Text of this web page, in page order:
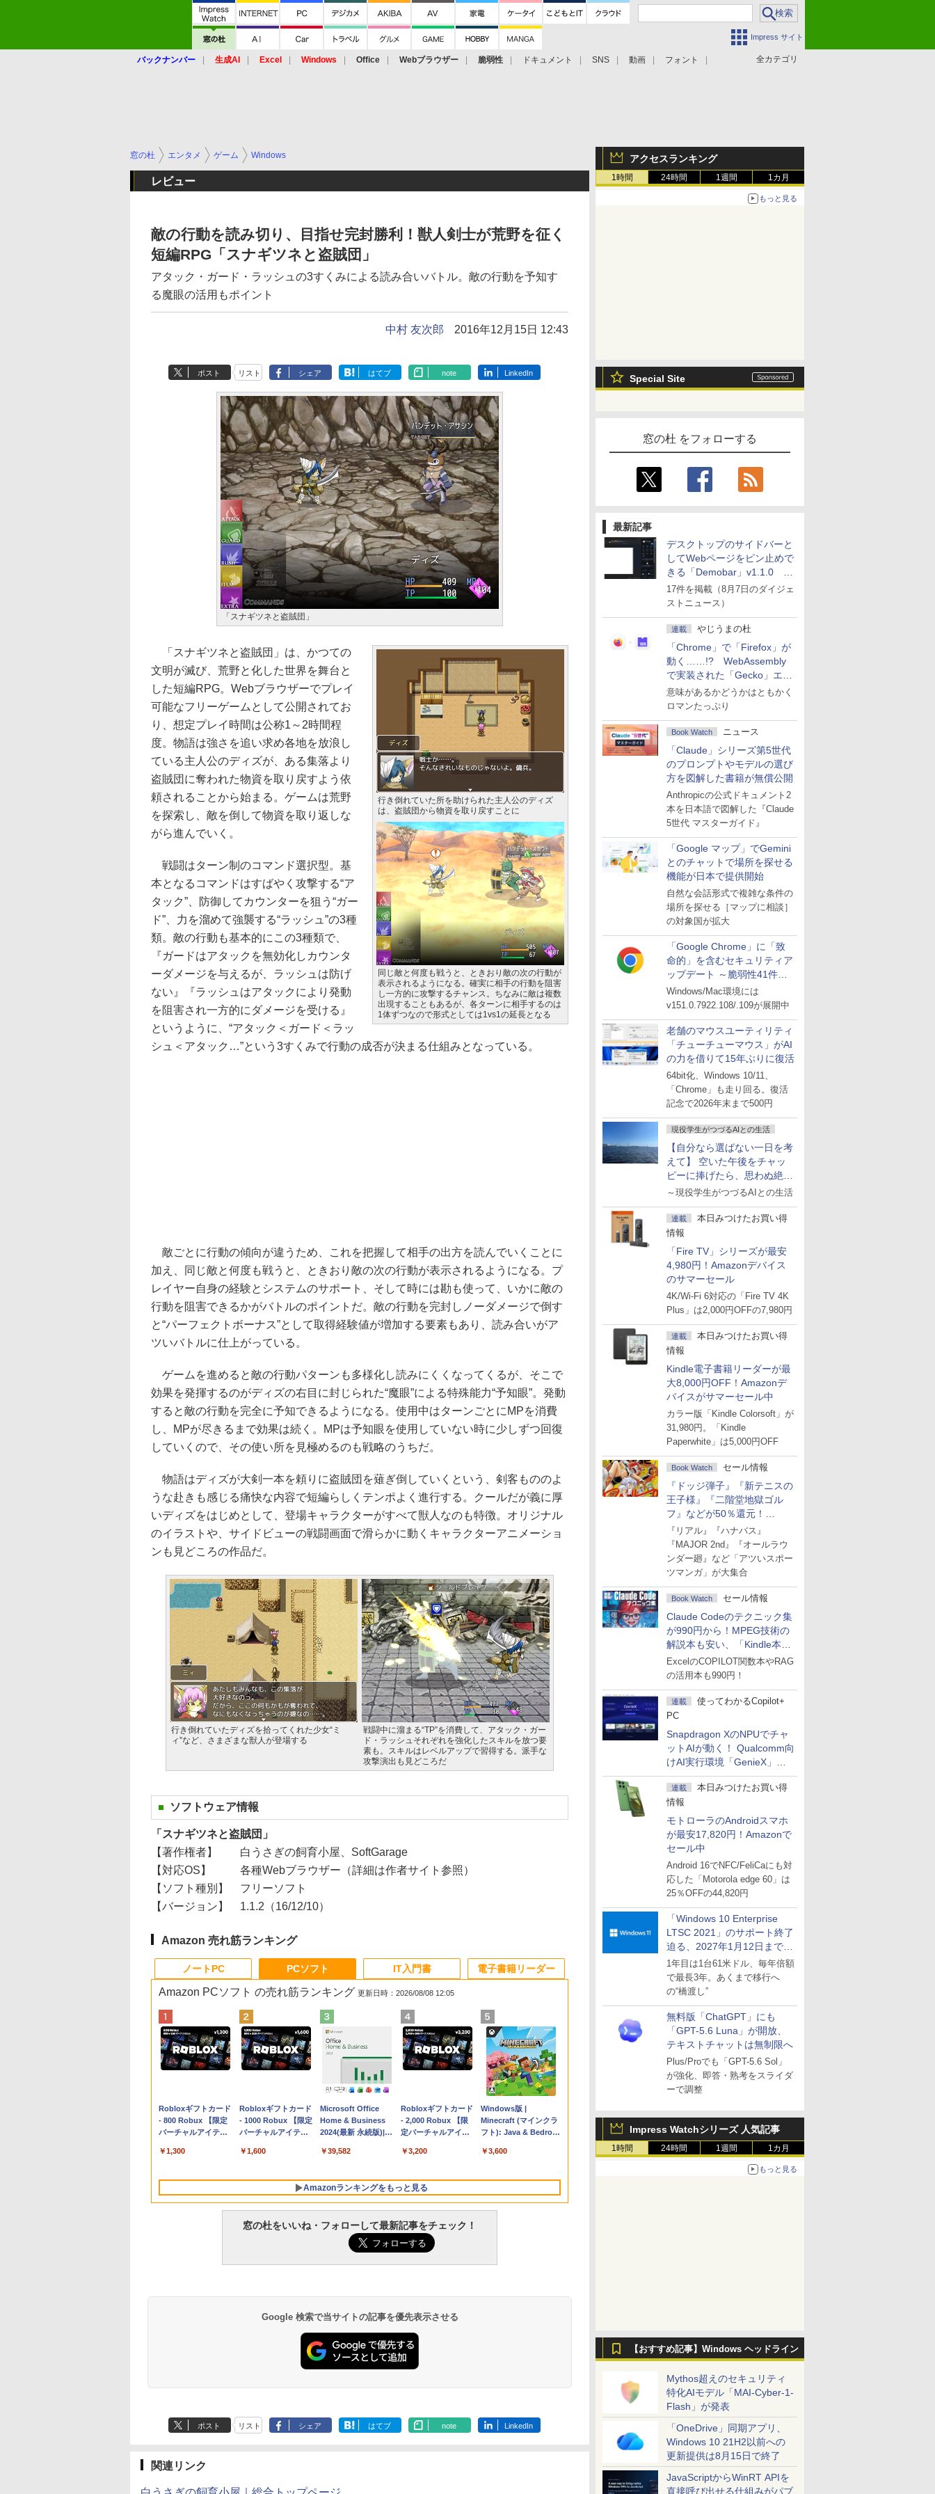
Impress サイト
全カテゴリ
バックナンバー 生成AI Excel Windows Office Webブラウザー 脆弱性 ドキュメント SNS 動画 フォント
アクセスランキング
1時間 24時間 1週間 1カ月
もっと見る
Special Site
窓の杜 をフォローする
最新記事
デスクトップのサイドバーと
してWebページをピン止めで
きる「Demobar」v1.1.0 ほ
か
17件を掲載（8月7日のダイジェ
ストニュース）
連載 やじうまの杜
「Chrome」で「Firefox」が
動く……!? WebAssembly
で実装された「Gecko」エン
ジン
意味があるかどうかはともかく
ロマンたっぷり
Book Watch ニュース
「Claude」シリーズ第5世代
のプロンプトやモデルの選び
方を図解した書籍が無償公開
Anthropicの公式ドキュメント2
本を日本語で図解した『Claude
5世代 マスターガイド』
「Google マップ」でGemini
とのチャットで場所を探せる
機能が日本で提供開始
自然な会話形式で複雑な条件の
場所を探せる［マップに相談］
の対象国が拡大
「Google Chrome」に「致
命的」を含むセキュリティア
ップデート ～脆弱性41件に
対処
Windows/Mac環境には
v151.0.7922.108/.109が展開中
老舗のマウスユーティリティ
「チューチューマウス」がAI
の力を借りて15年ぶりに復活
64bit化、Windows 10/11、
「Chrome」も走り回る。復活
記念で2026年末まで500円
現役学生がつづるAIとの生活
【自分なら選ばない一日を考
えて】 空いた午後をチャッ
ピーに捧げたら、思わぬ絶景
に出会った話
～現役学生がつづるAIとの生活
連載
本日みつけたお買い得
情報
「Fire TV」シリーズが最安
4,980円！Amazonデバイス
のサマーセール
4K/Wi-Fi 6対応の「Fire TV 4K
Plus」は2,000円OFFの7,980円
連載
本日みつけたお買い得
情報
Kindle電子書籍リーダーが最
大8,000円OFF！Amazonデ
バイスがサマーセール中
カラー版「Kindle Colorsoft」が
31,980円。「Kindle
Paperwhite」は5,000円OFF
Book Watch セール情報
『ドッジ弾子』『新テニスの
王子様』『二階堂地獄ゴル
フ』などが50％還元！
Amazonマンガ週末セール
『リアル』『ハナバス』
『MAJOR 2nd』『オールラウ
ンダー廻』など「アツいスポー
ツマンガ」が大集合
Book Watch セール情報
Claude Codeのテクニック集
が990円から！MPEG技術の
解説本も安い、「Kindle本サ
マーセール」第2弾開始！
ExcelのCOPILOT関数本やRAG
の活用本も990円！
連載
使ってわかるCopilot+
PC
Snapdragon XのNPUでチャ
ットAIが動く！ Qualcomm向
けAI実行環境「GenieX」を
試してみた
連載
本日みつけたお買い得
情報
モトローラのAndroidスマホ
が最安17,820円！Amazonで
セール中
Android 16でNFC/FeliCaにも対
応した「Motorola edge 60」は
25％OFFの44,820円
「Windows 10 Enterprise
LTSC 2021」のサポート終了
迫る、2027年1月12日まで
～ESUは9月1日から販売
1年目は1台61米ドル、毎年倍額
で最長3年。あくまで移行へ
の“橋渡し”
無料版「ChatGPT」にも
「GPT-5.6 Luna」が開放、
テキストチャットは無制限へ
Plus/Proでも「GPT-5.6 Sol」
が強化、即答・熟考をスライダ
ーで調整
Impress Watchシリーズ 人気記事
1時間 24時間 1週間 1カ月
もっと見る
【おすすめ記事】Windows ヘッドライン
Mythos超えのセキュリティ
特化AIモデル「MAI-Cyber-1-
Flash」が発表
「OneDrive」同期アプリ、
Windows 10 21H2以前への
更新提供は8月15日で終了
JavaScriptからWinRT APIを
直接呼び出せる仕組みがパブ
窓の杜 エンタメ ゲーム Windows
レビュー
敵の行動を読み切り、目指せ完封勝利！獣人剣士が荒野を征く
短編RPG「スナギツネと盗賊団」
アタック・ガード・ラッシュの3すくみによる読み合いバトル。敵の行動を予知す
る魔眼の活用もポイント
中村 友次郎 2016年12月15日 12:43
ポスト リスト シェア はてブ note LinkedIn
「スナギツネと盗賊団」
行き倒れていた所を助けられた主人公のディズ
は、盗賊団から物資を取り戻すことに
同じ敵と何度も戦うと、ときおり敵の次の行動が
表示されるようになる。確実に相手の行動を阻害
し一方的に攻撃するチャンス。ちなみに敵は複数
出現することもあるが、各ターンに相手するのは
1体ずつなので形式としては1vs1の延長となる
「スナギツネと盗賊団」は、かつての
文明が滅び、荒野と化した世界を舞台と
した短編RPG。Webブラウザーでプレイ
可能なフリーゲームとして公開されてお
り、想定プレイ時間は公称1～2時間程
度。物語は強さを追い求め各地を放浪し
ている主人公のディズが、ある集落より
盗賊団に奪われた物資を取り戻すよう依
頼されることから始まる。ゲームは荒野
を探索し、敵を倒して物資を取り返しな
がら進んでいく。
戦闘はターン制のコマンド選択型。基
本となるコマンドはすばやく攻撃する“ア
タック”、防御してカウンターを狙う“ガー
ド”、力を溜めて強襲する“ラッシュ”の3種
類。敵の行動も基本的にこの3種類で、
『ガードはアタックを無効化しカウンタ
ーダメージを与えるが、ラッシュは防げ
ない』『ラッシュはアタックにより発動
を阻害され一方的にダメージを受ける』
というように、“アタック＜ガード＜ラッ
シュ＜アタック…”という3すくみで行動の成否が決まる仕組みとなっている。
敵ごとに行動の傾向が違うため、これを把握して相手の出方を読んでいくことに
加え、同じ敵と何度も戦うと、ときおり敵の次の行動が表示されるようになる。プ
レイヤー自身の経験とシステムのサポート、そして時には勘も使って、いかに敵の
行動を阻害できるかがバトルのポイントだ。敵の行動を完封しノーダメージで倒す
と“パーフェクトボーナス”として取得経験値が増加する要素もあり、読み合いがア
ツいバトルに仕上がっている。
ゲームを進めると敵の行動パターンも多様化し読みにくくなってくるが、そこで
効果を発揮するのがディズの右目に封じられた“魔眼”による特殊能力“予知眼”。発動
すると敵の行動を完全に予知できるようになる。使用中はターンごとにMPを消費
し、MPが尽きるまで効果は続く。MPは予知眼を使用していない時に少しずつ回復
していくので、その使い所を見極めるのも戦略のうちだ。
物語はディズが大剣一本を頼りに盗賊団を薙ぎ倒していくという、剣客もののよ
うな赴きも感じる痛快な内容で短編らしくテンポよく進行する。クールだが義に厚
いディズをはじめとして、登場キャラクターがすべて獣人なのも特徴。オリジナル
のイラストや、サイドビューの戦闘画面で滑らかに動くキャラクターアニメーショ
ンも見どころの作品だ。
行き倒れていたディズを拾ってくれた少女“ミ
ィ”など、さまざまな獣人が登場する
戦闘中に溜まる“TP”を消費して、アタック・ガー
ド・ラッシュそれぞれを強化したスキルを放つ要
素も。スキルはレベルアップで習得する。派手な
攻撃演出も見どころだ
ソフトウェア情報
「スナギツネと盗賊団」
【著作権者】
白うさぎの飼育小屋、SoftGarage
【対応OS】
各種Webブラウザー（詳細は作者サイト参照）
【ソフト種別】
フリーソフト
【バージョン】
1.1.2（16/12/10）
Amazon 売れ筋ランキング
ノートPC
Apple 2026
MacBook Neo A18
Proチップ搭載13イ
AIとApple
設計、Liquid Retina
ユニファイドメモ
￥119,800
tomtoc 360°保護
15.6 16インチ パソコ
ンケース Dell NEC
dynabook Lenovo
￥2,952
Apple 2026
MacBook Air M5チ
ップ搭載13インチノ
Apple Intelligence、
Retinaディスプレ
イ、16GBユニファイ
ドメモリ、1TB SSD
ンターフレームカメ
ラ、日本語キーボー
ド、Touch ID - シル
￥261,414
【Amazon.co.jp限
定】 HP ノートパソ
コン 15-fd 15.6イン
512GB SSD インテ
￥129,800
FMV ノートパソコン
WE1-K3 (MS 365
Personal/Copilotキー
型/Core i5/16GB/SSD
FMVWK3E15W_AZ
￥139,880
PCソフト
Amazon PCソフト の売れ筋ランキング 更新日時：2026/08/08 12:05
Robloxギフトカード
- 800 Robux 【限定
バーチャルアイテム
ンゲームコード】 ロ
インコード版
￥1,300
Robloxギフトカード
- 1000 Robux 【限定
バーチャルアイテム
ンゲームコード】 ロ
ンコード版
￥1,600
Microsoft Office
Home & Business
2024(最新 永続版)|オ
版|Windows11、
￥39,582
Robloxギフトカード
- 2,000 Robux 【限
定バーチャルアイテ
インゲームコード】
ラインコード版
￥3,200
Windows版 |
Minecraft (マインクラ
フト): Java & Bedrock
ード版
￥3,600
Amazonランキングをもっと見る
IT入門書
AIイラスト表現辞典:
出す プロンプトの言
葉 AI画像生成シリー
Labo)
ClaudeCode いちば
んやさしい 教科書:
非エンジニア 初心者
もコンテンツ作成に
のAIコーディング入
1冊ですべて身につく
HTML & CSSとWeb
デザイン入門講座
［第2版］
レータ紹介
電子書籍リーダー
テリー、広告なし、
Amazon Kindle - 目
ない、大きな画面で
読みやすい、6週間持
チディスプレイ電子
し
Kindle Paperwhite
シグニチャーエディ
ション (32GB) 7イン
調節ライト、12週間
ブラック
Amazon Kindle
Colorsoft | 16GBス
トレージ、防水、7イ
ンチカラーディスプ
ト、最大8週間持続バ
年発売)
明るさ自動調整、色調
イト
窓の杜をいいね・フォローして最新記事をチェック！
Google 検索で当サイトの記事を優先表示させる
ポスト リスト シェア はてブ note LinkedIn
関連リンク